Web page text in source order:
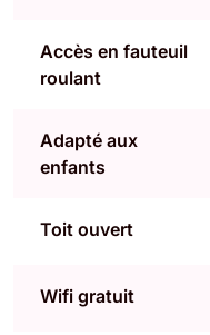
Accès en fauteuil
roulant
Adapté aux
enfants
Toit ouvert
Wifi gratuit